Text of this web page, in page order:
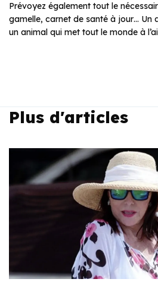
Prévoyez également tout le
gamelle, carnet de santé à jour… Un
un animal qui met tout le monde à
Plus d'articles